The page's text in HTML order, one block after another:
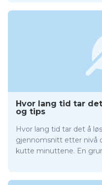
Hvor lang tid tar
og tips
Hvor lang tid tar det å
gjennomsnitt etter nivå
kutte minuttene. En